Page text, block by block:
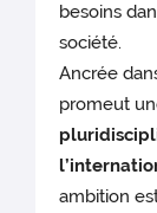
besoins
société.
Ancrée
promeut
ambition